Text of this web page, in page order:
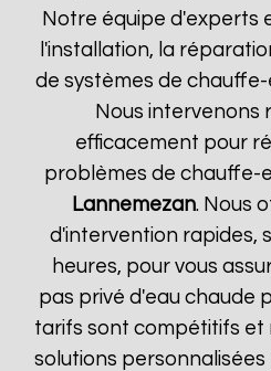
Notre équipe d'experts
l'installation, la
de systèmes de
Nous intervenons
efficacement pour
problèmes de chauffe-
Lannemezan. Nous
d'intervention rapides,
heures, pour vous
pas privé d'eau chaude
tarifs sont compétitifs et
solutions